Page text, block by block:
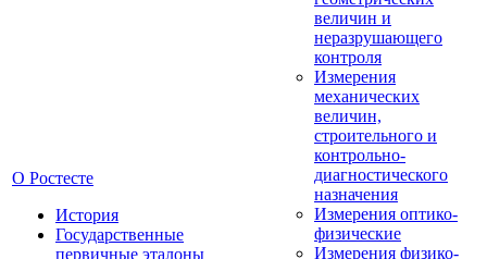
О Ростесте
История
Государственные
первичные эталоны
величин и
неразрушающего
контроля
Измерения
механических
величин,
строительного и
контрольно-
диагностического
назначения
Измерения оптико-
физические
Измерения физико-